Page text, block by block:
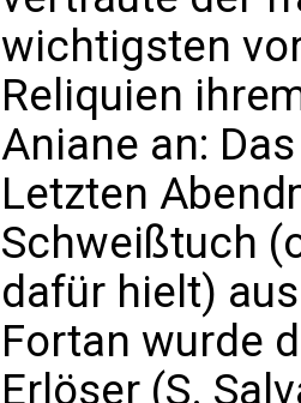
wichtigsten
Reliquien
Aniane an: Das
Letzten
Schweißtuch
dafür hielt)
Fortan wurde
Erlöser (S.